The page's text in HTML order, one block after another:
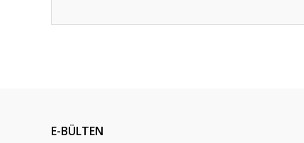
Ürün bilgilerinde hatalar bulunuyor.
E-BÜLTEN